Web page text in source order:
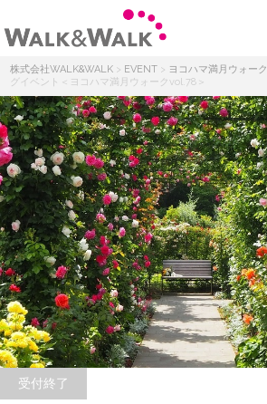
株式会社WALK&WALK > EVENT > ヨコハマ満月ウォーク
グイベント＜ヨコハマ満月ウォークvol.78＞
受付終了